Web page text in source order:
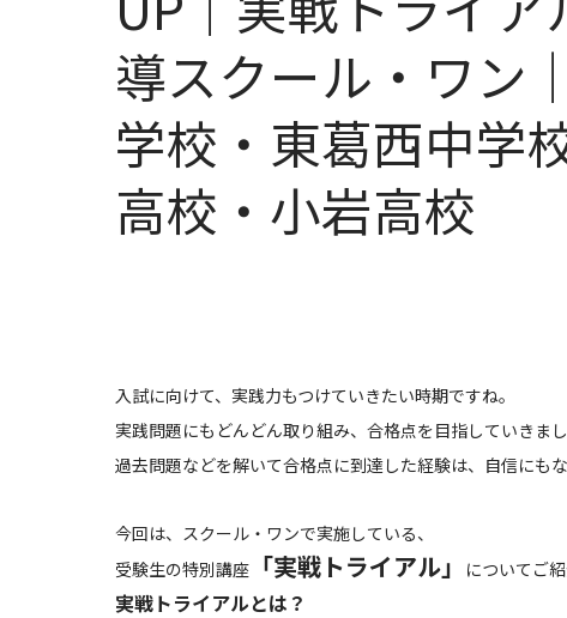
導スクール・ワン
学校・東葛西中学
高校・小岩高校
入試に向けて、実践力もつけていきたい時期ですね。
実践問題にもどんどん取り組み、合格点を目指していきまし
過去問題などを解いて合格点に到達した経験は、自信にもな
今回は、スクール・ワンで実施している、
受験生の特別講座 「実戦トライアル」 についてご紹
実戦トライアルとは？